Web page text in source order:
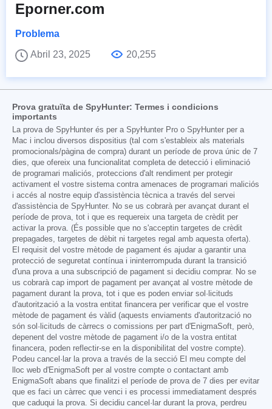
Eporner.com
Problema
Abril 23, 2025
20,255
Prova gratuïta de SpyHunter: Termes i condicions
importants
La prova de SpyHunter és per a SpyHunter Pro o SpyHunter per a
Mac i inclou diversos dispositius (tal com s'estableix als materials
promocionals/pàgina de compra) durant un període de prova únic de 7
dies, que ofereix una funcionalitat completa de detecció i eliminació
de programari maliciós, proteccions d'alt rendiment per protegir
activament el vostre sistema contra amenaces de programari maliciós
i accés al nostre equip d'assistència tècnica a través del servei
d'assistència de SpyHunter. No se us cobrarà per avançat durant el
període de prova, tot i que es requereix una targeta de crèdit per
activar la prova. (És possible que no s'acceptin targetes de crèdit
prepagades, targetes de dèbit ni targetes regal amb aquesta oferta).
El requisit del vostre mètode de pagament és ajudar a garantir una
protecció de seguretat contínua i ininterrompuda durant la transició
d'una prova a una subscripció de pagament si decidiu comprar. No se
us cobrarà cap import de pagament per avançat al vostre mètode de
pagament durant la prova, tot i que es poden enviar sol·licituds
d'autorització a la vostra entitat financera per verificar que el vostre
mètode de pagament és vàlid (aquests enviaments d'autorització no
són sol·licituds de càrrecs o comissions per part d'EnigmaSoft, però,
depenent del vostre mètode de pagament i/o de la vostra entitat
financera, poden reflectir-se en la disponibilitat del vostre compte).
Podeu cancel·lar la prova a través de la secció El meu compte del
lloc web d'EnigmaSoft per al vostre compte o contactant amb
EnigmaSoft abans que finalitzi el període de prova de 7 dies per evitar
que es faci un càrrec que venci i es processi immediatament després
que caduqui la prova. Si decidiu cancel·lar durant la prova, perdreu